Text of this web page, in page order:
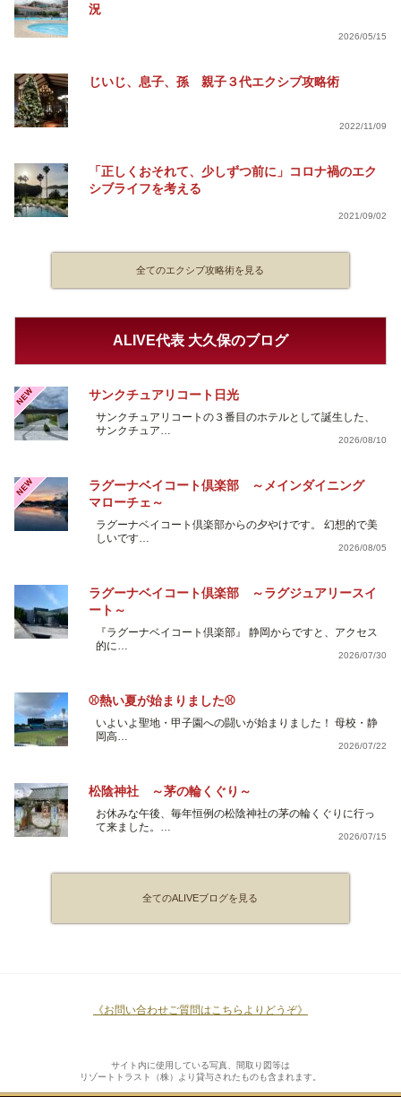
況
2026/05/15
じいじ、息子、孫 親子３代エクシブ攻略術
2022/11/09
「正しくおそれて、少しずつ前に」コロナ禍のエク
シブライフを考える
2021/09/02
全てのエクシブ攻略術を見る
ALIVE代表 大久保のブログ
NEW サンクチュアリコート日光
サンクチュアリコートの３番目のホテルとして誕生した、
サンクチュア…
2026/08/10
NEW
ラグーナベイコート倶楽部 ～メインダイニング
マローチェ～
ラグーナベイコート倶楽部からの夕やけです。 幻想的で美
しいです…
2026/08/05
ラグーナベイコート倶楽部 ～ラグジュアリースイ
ート～
『ラグーナベイコート倶楽部』 静岡からですと、アクセス
的に…
2026/07/30
⚾熱い夏が始まりました⚾
いよいよ聖地・甲子園への闘いが始まりました！ 母校・静
岡高…
2026/07/22
松陰神社 ～茅の輪くぐり～
お休みな午後、毎年恒例の松陰神社の茅の輪くぐりに行っ
て来ました。…
2026/07/15
全てのALIVEブログを見る
《お問い合わせご質問はこちらよりどうぞ》
サイト内に使用している写真、間取り図等は
リゾートトラスト（株）より貸与されたものも含まれます。